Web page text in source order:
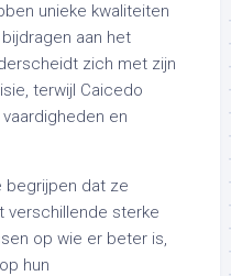
unieke kwaliteiten
aan het
zich met zijn
terwijl Caicedo
en
begrijpen dat ze
verschillende sterke
op wie er beter is,
hun